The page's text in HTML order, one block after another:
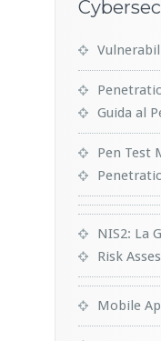
Guida al
Pen Test
NIS2: La
Risk
Mobile